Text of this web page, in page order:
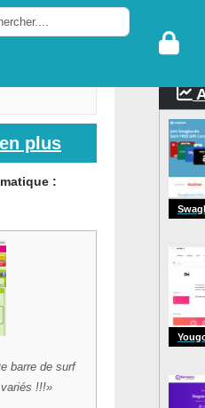
plus
:
barre de surf
!!!